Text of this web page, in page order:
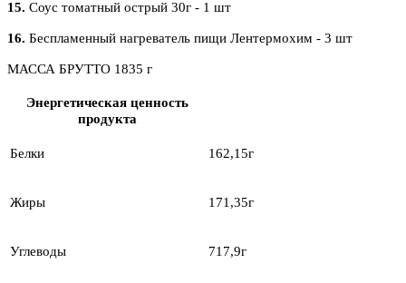
15. Соус томатный острый 30г - 1 шт
16. Беспламенный нагреватель пищи Лентермохим - 3 шт
МАССА БРУТТО 1835 г
Энергетическая ценность
продукта
Белки 162,15г
Жиры 171,35г
Углеводы 717,9г